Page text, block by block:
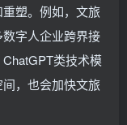
塑。例如，文旅
字人企业跨界接
类技术模
，也会加快文旅